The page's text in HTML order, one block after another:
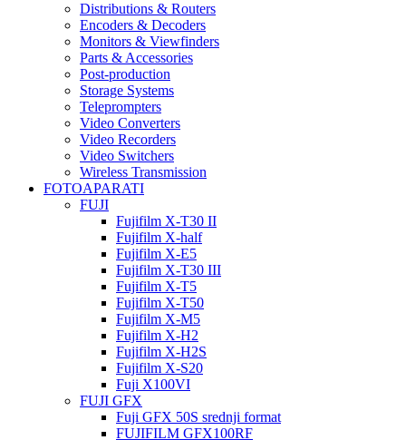
Distributions & Routers
Encoders & Decoders
Monitors & Viewfinders
Parts & Accessories
Post-production
Storage Systems
Teleprompters
Video Converters
Video Recorders
Video Switchers
Wireless Transmission
FOTOAPARATI
FUJI
Fujifilm X-T30 II
Fujifilm X-half
Fujifilm X-E5
Fujifilm X-T30 III
Fujifilm X-T5
Fujifilm X-T50
Fujifilm X-M5
Fujifilm X-H2
Fujifilm X-H2S
Fujifilm X-S20
Fuji X100VI
FUJI GFX
Fuji GFX 50S srednji format
FUJIFILM GFX100RF